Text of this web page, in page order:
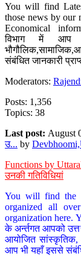
You will find
those news by our
Economical
विभाग में आप
संबंधित जानकारी
Moderators:
Posts: 1,356
Topics: 38
Last post: August
उ... by
Functions by
उनकी गतिविधियां
You will find the
organized all
organization here.
के अर्न्तगत आपको
आयोजित सांस्कृतिक,
आप भी यहाँ इससे